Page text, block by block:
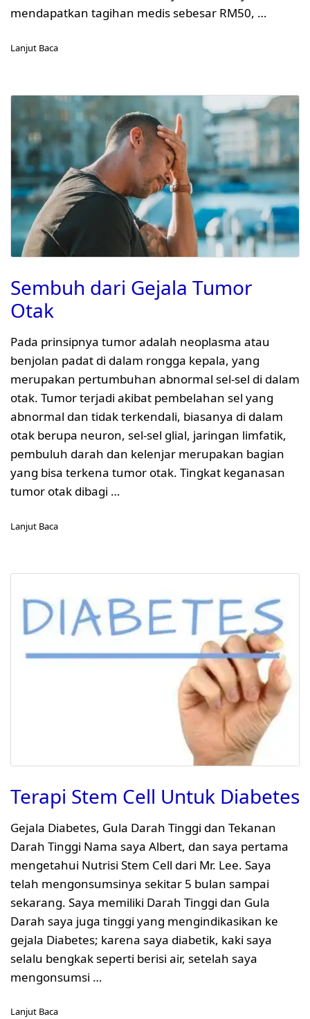
mendapatkan tagihan medis sebesar RM50, …
Lanjut Baca
Sembuh dari Gejala Tumor
Otak
Pada prinsipnya tumor adalah neoplasma atau
benjolan padat di dalam rongga kepala, yang
merupakan pertumbuhan abnormal sel-sel di dalam
otak. Tumor terjadi akibat pembelahan sel yang
abnormal dan tidak terkendali, biasanya di dalam
otak berupa neuron, sel-sel glial, jaringan limfatik,
pembuluh darah dan kelenjar merupakan bagian
yang bisa terkena tumor otak. Tingkat keganasan
tumor otak dibagi …
Lanjut Baca
Terapi Stem Cell Untuk Diabetes
Gejala Diabetes, Gula Darah Tinggi dan Tekanan
Darah Tinggi Nama saya Albert, dan saya pertama
mengetahui Nutrisi Stem Cell dari Mr. Lee. Saya
telah mengonsumsinya sekitar 5 bulan sampai
sekarang. Saya memiliki Darah Tinggi dan Gula
Darah saya juga tinggi yang mengindikasikan ke
gejala Diabetes; karena saya diabetik, kaki saya
selalu bengkak seperti berisi air, setelah saya
mengonsumsi …
Lanjut Baca